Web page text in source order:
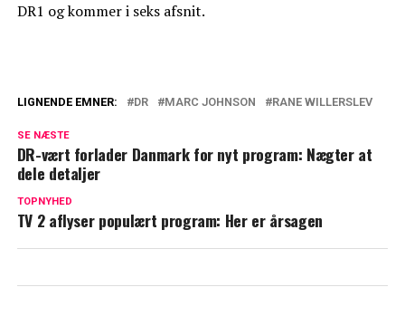
DR1 og kommer i seks afsnit.
ved et uheld stor hemmelighed
DR og TV 2 går sammen: Kåre Quist og
LIGNENDE EMNER: DR MARC JOHNSON RANE WILLERSLEV
SE NÆSTE
DR-vært forlader Danmark for nyt program: Nægter at
dele detaljer
TOPNYHED
TV 2 aflyser populært program: Her er årsagen